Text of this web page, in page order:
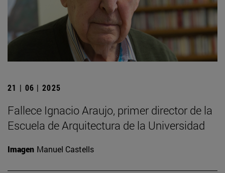
21 | 06 | 2025
Fallece Ignacio Araujo, primer director de la
Escuela de Arquitectura de la Universidad
Imagen Manuel Castells